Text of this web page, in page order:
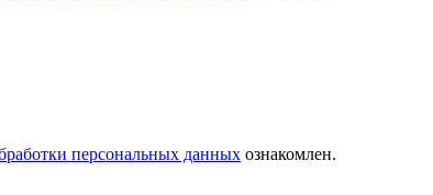
персональных данных ознакомлен.